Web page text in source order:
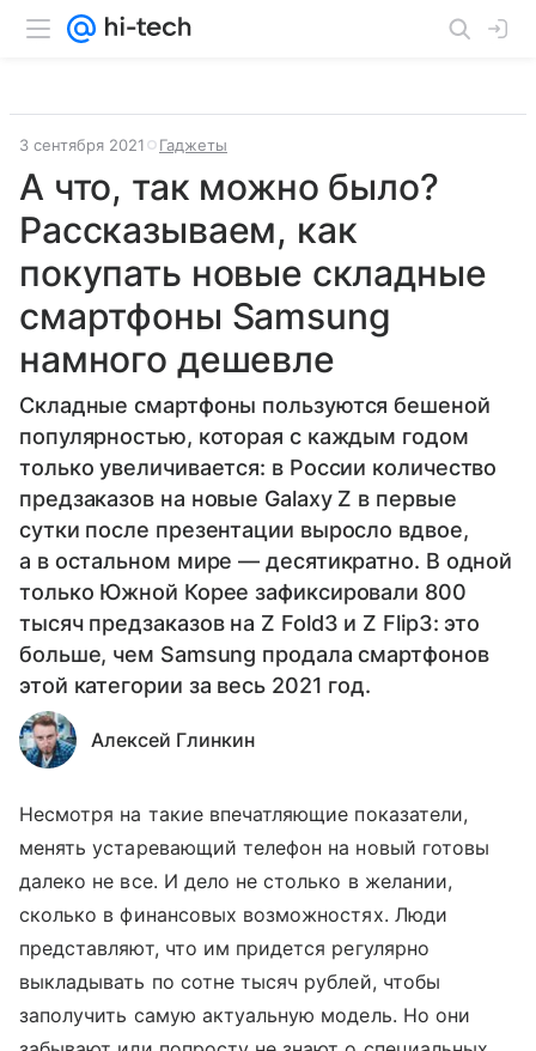
3 сентября 2021 Гаджеты
А что, так можно было?
Рассказываем, как
покупать новые складные
смартфоны Samsung
намного дешевле
Складные смартфоны пользуются бешеной
популярностью, которая с каждым годом
только увеличивается: в России количество
предзаказов на новые Galaxy Z в первые
сутки после презентации выросло вдвое,
а в остальном мире — десятикратно. В одной
только Южной Корее зафиксировали 800
тысяч предзаказов на Z Fold3 и Z Flip3: это
больше, чем Samsung продала смартфонов
этой категории за весь 2021 год.
Алексей Глинкин
Несмотря на такие впечатляющие показатели,
менять устаревающий телефон на новый готовы
далеко не все. И дело не столько в желании,
сколько в финансовых возможностях. Люди
представляют, что им придется регулярно
выкладывать по сотне тысяч рублей, чтобы
заполучить самую актуальную модель. Но они